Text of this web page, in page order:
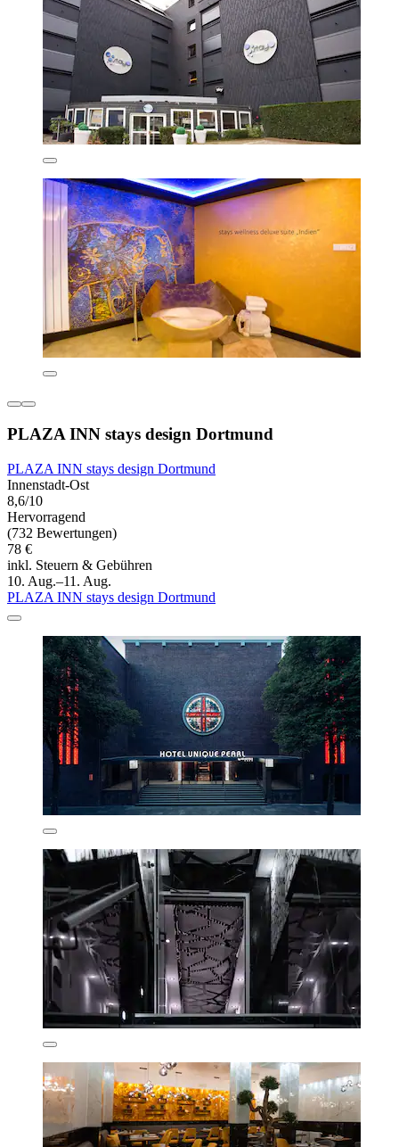
PLAZA INN stays design Dortmund
PLAZA INN stays design Dortmund
Innenstadt-Ost
8,6/10
Hervorragend
(732 Bewertungen)
78 €
inkl. Steuern & Gebühren
10. Aug.–11. Aug.
PLAZA INN stays design Dortmund